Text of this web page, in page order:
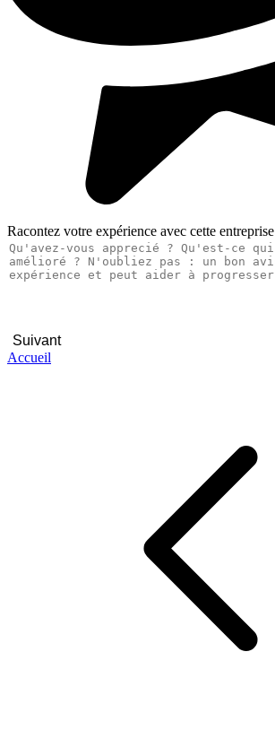
Racontez votre expérience avec cette entreprise
Suivant
Accueil